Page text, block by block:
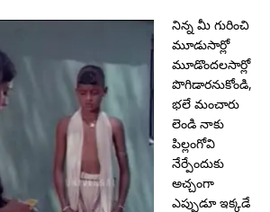
నిన్న మీ గురించి
మూడుసార్లో
మూడొందలసార్లో
పొగిడారనుకోండి,
భలే మంచారు
లెండి నాకు
పిల్లంగోవి
నేర్పేందుకు
అచ్చంగా
ఎప్పుడూ ఇక్కడే